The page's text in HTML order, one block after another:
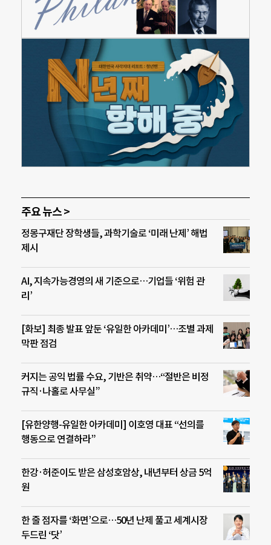
주요 뉴스 >
정몽구재단 장학생들, 과학기술로 ‘미래 난제’ 해법
제시
AI, 지속가능경영의 새 기준으로…기업들 ‘위험 관
리’
[화보] 최종 발표 앞둔 ‘유일한 아카데미’…조별 과제
막판 점검
커지는 공익 법률 수요, 기반은 취약…“절반은 비정
규직·나홀로 사무실”
[유한양행-유일한 아카데미] 이호영 대표 “선의를
행동으로 연결하라”
한강·허준이도 받은 삼성호암상, 내년부터 상금 5억
원
한 줄 점자를 ‘화면’으로…50년 난제 풀고 세계시장
두드린 ‘닷’